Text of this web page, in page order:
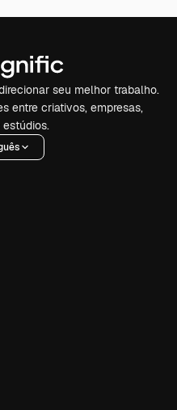
seu melhor trabalho.
entre criativos, empresas,